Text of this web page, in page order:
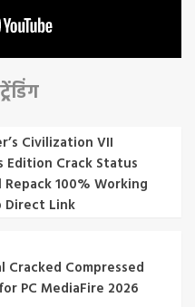
ट्रेंडिंग
Civilization VII
Edition Crack Status
Repack 100% Working
Direct Link
Cracked Compressed
PC MediaFire 2026